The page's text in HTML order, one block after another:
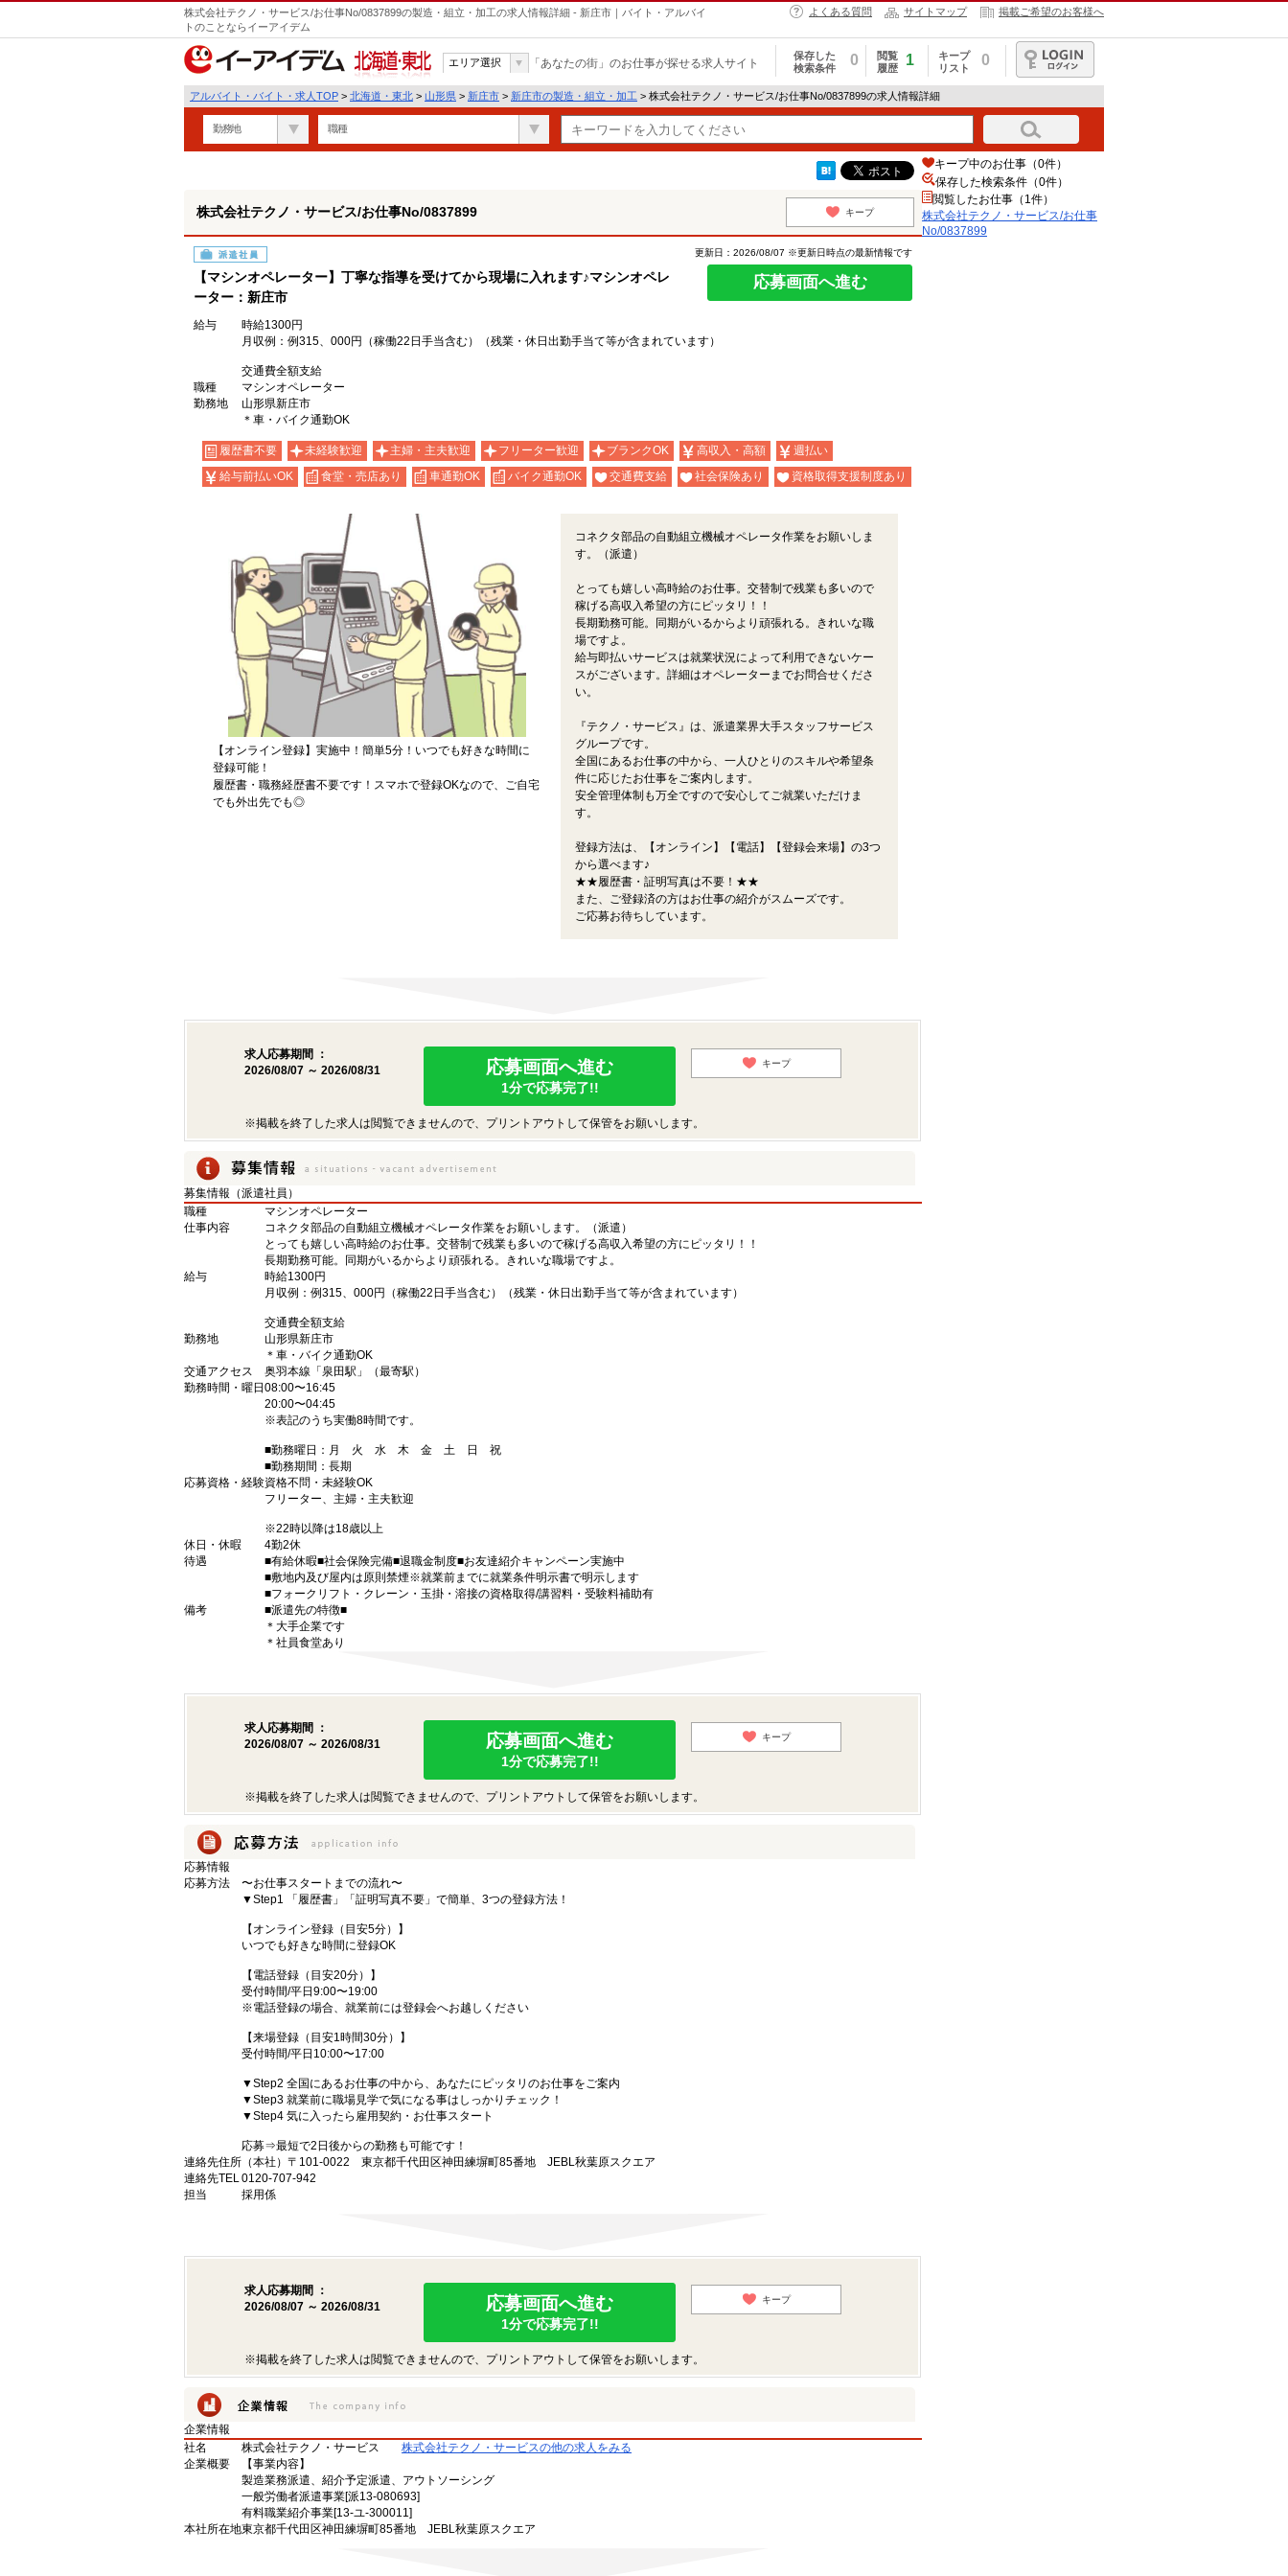
株式会社テクノ・サービス/お仕事No/0837899の製造・組立・加工の求人情報詳細 - 新庄市｜バイト・アルバイ
トのことならイーアイデム
よくある質問 サイトマップ 掲載ご希望のお客様へ
北海道・東北
エリア選択 「あなたの街」のお仕事が探せる求人サイト
保存した
検索条件
0
閲覧
履歴
1
キープ
リスト
0
ログイン
アルバイト・バイト・求人TOP > 北海道・東北 > 山形県 > 新庄市 > 新庄市の製造・組立・加工 > 株式会社テクノ・サービス/お仕事No/0837899の求人情報詳細
勤務地 職種
株式会社テクノ・サービス/お仕事No/0837899 キープ
派遣社員
【マシンオペレーター】丁寧な指導を受けてから現場に入れます♪マシンオペレ
ーター：新庄市
更新日：2026/08/07 ※更新日時点の最新情報です
応募画面へ進む
給与
時給1300円
月収例：例315、000円（稼働22日手当含む）（残業・休日出勤手当て等が含まれています）
交通費全額支給
職種
マシンオペレーター
勤務地
山形県新庄市
＊車・バイク通勤OK
履歴書不要 未経験歓迎 主婦・主夫歓迎 フリーター歓迎 ブランクOK 高収入・高額
週払い
給与前払いOK
食堂・売店あり 車通勤OK バイク通勤OK 交通費支給 社会保険あり 資格取得支援制度あり
【オンライン登録】実施中！簡単5分！いつでも好きな時間に
登録可能！
履歴書・職務経歴書不要です！スマホで登録OKなので、ご自宅
でも外出先でも◎
コネクタ部品の自動組立機械オペレータ作業をお願いしま
す。（派遣）
とっても嬉しい高時給のお仕事。交替制で残業も多いので
稼げる高収入希望の方にピッタリ！！
長期勤務可能。同期がいるからより頑張れる。きれいな職
場ですよ。
給与即払いサービスは就業状況によって利用できないケー
スがございます。詳細はオペレーターまでお問合せくださ
い。
『テクノ・サービス』は、派遣業界大手スタッフサービス
グループです。
全国にあるお仕事の中から、一人ひとりのスキルや希望条
件に応じたお仕事をご案内します。
安全管理体制も万全ですので安心してご就業いただけま
す。
登録方法は、【オンライン】【電話】【登録会来場】の3つ
から選べます♪
★★履歴書・証明写真は不要！★★
また、ご登録済の方はお仕事の紹介がスムーズです。
ご応募お待ちしています。
求人応募期間 ：
2026/08/07 ～ 2026/08/31
応募画面へ進む
1分で応募完了!!
キープ
※掲載を終了した求人は閲覧できませんので、プリントアウトして保管をお願いします。
募集情報（派遣社員）
職種
マシンオペレーター
仕事内容
コネクタ部品の自動組立機械オペレータ作業をお願いします。（派遣）
とっても嬉しい高時給のお仕事。交替制で残業も多いので稼げる高収入希望の方にピッタリ！！
長期勤務可能。同期がいるからより頑張れる。きれいな職場ですよ。
給与
時給1300円
月収例：例315、000円（稼働22日手当含む）（残業・休日出勤手当て等が含まれています）
交通費全額支給
勤務地
山形県新庄市
＊車・バイク通勤OK
交通アクセス
奥羽本線「泉田駅」（最寄駅）
勤務時間・曜日 08:00〜16:45
20:00〜04:45
※表記のうち実働8時間です。
■勤務曜日：月 火 水 木 金 土 日 祝
■勤務期間：長期
応募資格・経験資格不問・未経験OK
フリーター、主婦・主夫歓迎
※22時以降は18歳以上
休日・休暇
4勤2休
待遇
■有給休暇■社会保険完備■退職金制度■お友達紹介キャンペーン実施中
■敷地内及び屋内は原則禁煙※就業前までに就業条件明示書で明示します
■フォークリフト・クレーン・玉掛・溶接の資格取得/講習料・受験料補助有
備考
■派遣先の特徴■
＊大手企業です
＊社員食堂あり
求人応募期間 ：
2026/08/07 ～ 2026/08/31
応募画面へ進む
1分で応募完了!!
キープ
※掲載を終了した求人は閲覧できませんので、プリントアウトして保管をお願いします。
応募情報
応募方法
〜お仕事スタートまでの流れ〜
▼Step1 「履歴書」「証明写真不要」で簡単、3つの登録方法！
【オンライン登録（目安5分）】
いつでも好きな時間に登録OK
【電話登録（目安20分）】
受付時間/平日9:00〜19:00
※電話登録の場合、就業前には登録会へお越しください
【来場登録（目安1時間30分）】
受付時間/平日10:00〜17:00
▼Step2 全国にあるお仕事の中から、あなたにピッタリのお仕事をご案内
▼Step3 就業前に職場見学で気になる事はしっかりチェック！
▼Step4 気に入ったら雇用契約・お仕事スタート
応募⇒最短で2日後からの勤務も可能です！
連絡先住所 （本社）〒101-0022 東京都千代田区神田練塀町85番地 JEBL秋葉原スクエア
連絡先TEL0120-707-942
担当
採用係
求人応募期間 ：
2026/08/07 ～ 2026/08/31
応募画面へ進む
1分で応募完了!!
キープ
※掲載を終了した求人は閲覧できませんので、プリントアウトして保管をお願いします。
企業情報
社名
株式会社テクノ・サービス
株式会社テクノ・サービスの他の求人をみる
企業概要
【事業内容】
製造業務派遣、紹介予定派遣、アウトソーシング
一般労働者派遣事業[派13-080693]
有料職業紹介事業[13-ユ-300011]
本社所在地東京都千代田区神田練塀町85番地 JEBL秋葉原スクエア
キープ中のお仕事（0件）
保存した検索条件（0件）
閲覧したお仕事（1件）
株式会社テクノ・サービス/お仕事
No/0837899